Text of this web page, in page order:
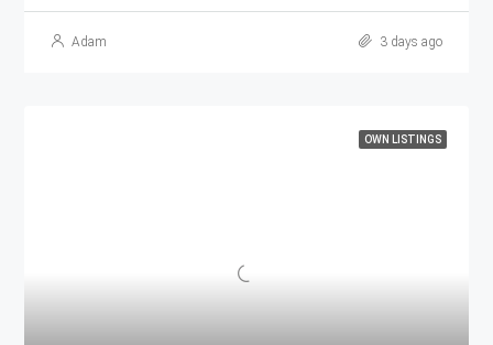
Adam 3 days ago
OWN LISTINGS